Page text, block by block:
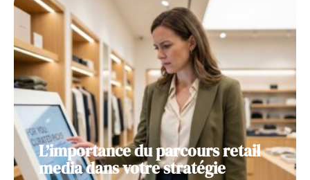
L’importance du parcours retail
media dans votre stratégie